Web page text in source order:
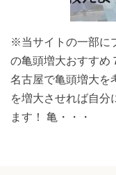
※当サイトの一部に
の亀頭増大おすすめ
名古屋で亀頭増大を
を増大させれば自分
ます！ 亀・・・